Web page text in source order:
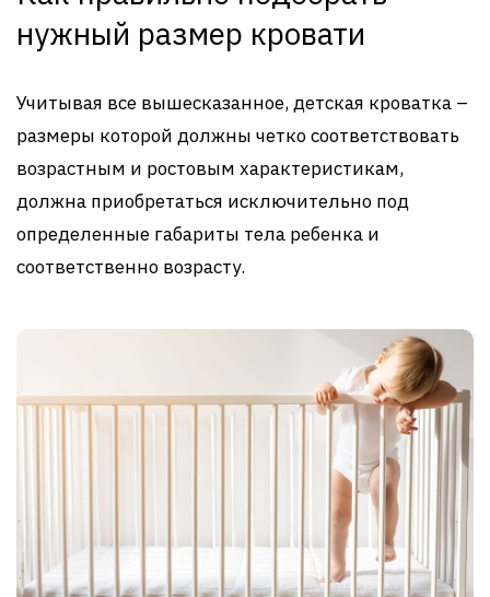
нужный размер кровати
Учитывая все вышесказанное, детская кроватка –
размеры которой должны четко соответствовать
возрастным и ростовым характеристикам,
должна приобретаться исключительно под
определенные габариты тела ребенка и
соответственно возрасту.